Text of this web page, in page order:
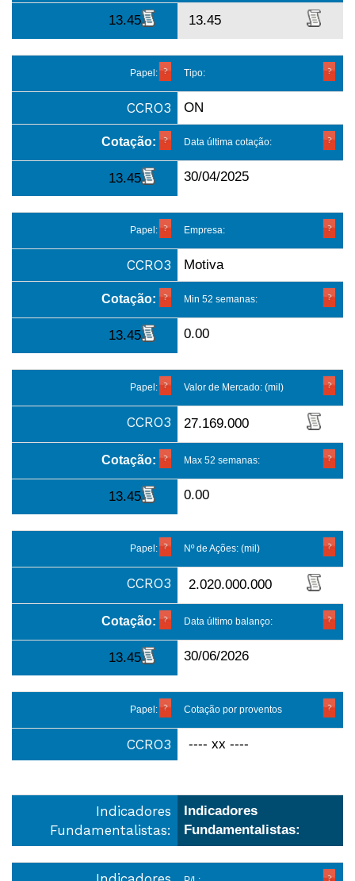
13.45 13.45
Papel: Tipo:
CCRO3 ON
Cotação: Data última cotação:
13.45 30/04/2025
Papel: Empresa:
CCRO3 Motiva
Cotação: Min 52 semanas:
13.45 0.00
Papel: Valor de Mercado: (mil)
CCRO3 27.169.000
Cotação: Max 52 semanas:
13.45 0.00
Papel: Nº de Ações: (mil)
CCRO3 2.020.000.000
Cotação: Data último balanço:
13.45 30/06/2026
Papel: Cotação por proventos
CCRO3 ---- xx ----
Indicadores
Fundamentalistas:
Indicadores
Fundamentalistas: